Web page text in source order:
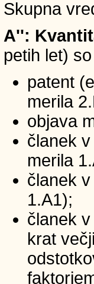
Skupna
A'':
petih let)
patent
merila
objava
članek
merila
članek
1.A1);
članek
krat